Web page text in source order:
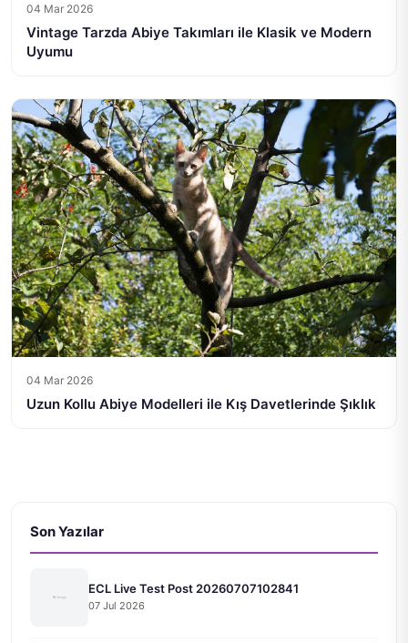
04 Mar 2026
Vintage Tarzda Abiye Takımları ile Klasik ve Modern
Uyumu
04 Mar 2026
Uzun Kollu Abiye Modelleri ile Kış Davetlerinde Şıklık
Son Yazılar
ECL Live Test Post 20260707102841
07 Jul 2026